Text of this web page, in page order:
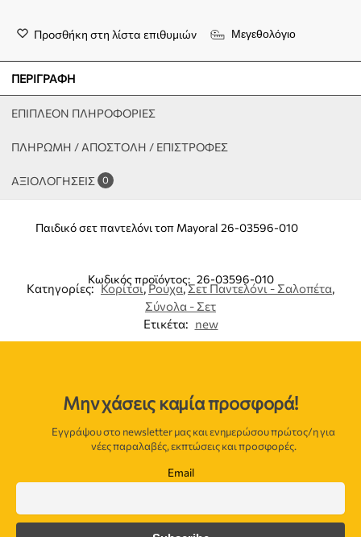
Προσθήκη στη λίστα επιθυμιών Μεγεθολόγιο
ΠΕΡΙΓΡΑΦΉ
ΕΠΙΠΛΈΟΝ ΠΛΗΡΟΦΟΡΊΕΣ
ΠΛΗΡΩΜΗ / ΑΠΟΣΤΟΛΗ / ΕΠΙΣΤΡΟΦΕΣ
ΑΞΙΟΛΟΓΉΣΕΙΣ 0
Παιδικό σετ παντελόνι τοπ Mayoral 26-03596-010
Κωδικός προϊόντος: 26-03596-010
Κατηγορίες: Κορίτσι,Ρούχα,Σετ Παντελόνι - Σαλοπέτα,
Σύνολα - Σετ
Ετικέτα: new
Μην χάσεις καμία προσφορά!
Εγγράψου στο newsletter μας και ενημερώσου πρώτος/η για
νέες παραλαβές, εκπτώσεις και προσφορές.
Email